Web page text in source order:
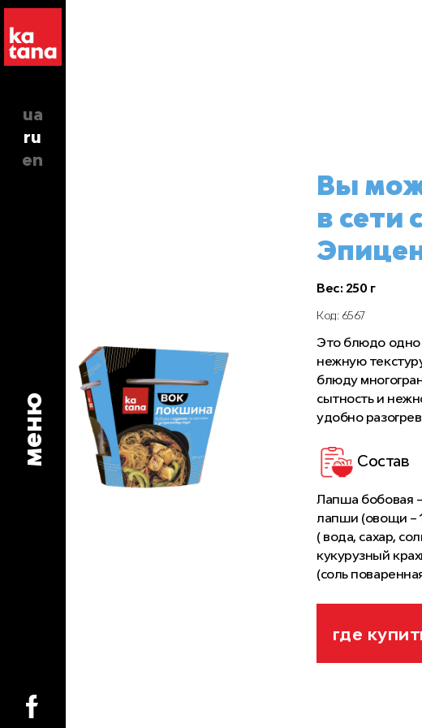
ua
ru
en
меню
Вы
в сети
Вес: 250 г
Код: 6567
Это блюдо одно
нежную
блюду
сытность и
удобно
Состав
Лапша бобовая –
лапши (овощи –
( вода, сахар,
кукурузный
(соль
маринад
черный молотый,
где